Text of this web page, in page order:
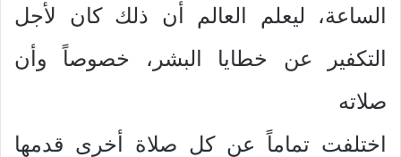
الساعة، ليعلم العالم أن ذلك كان لأجل
التكفير عن خطايا البشر، خصوصاً وأن
صلاته
اختلفت تماماً عن كل صلاة أخرى قدمها